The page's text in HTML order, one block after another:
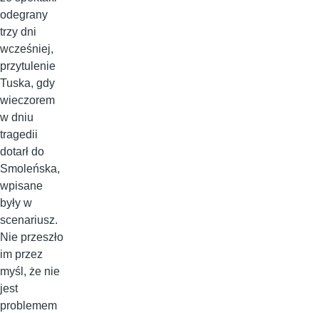
odegrany
trzy dni
wcześniej,
przytulenie
Tuska, gdy
wieczorem
w dniu
tragedii
dotarł do
Smoleńska,
wpisane
były w
scenariusz.
Nie przeszło
im przez
myśl, że nie
jest
problemem